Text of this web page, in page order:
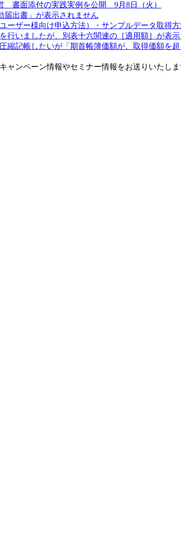
書面添付の実践実例を公開 9月8日（火）
届出書」が表示されません
ーザー様向け申込方法）・サンプルデータ取得
行いましたが、別表十六関連の［適用額］が表
縮記帳したいが「期首帳簿価額が、取得価額を
ャンペーン情報やセミナー情報をお送りいたしま